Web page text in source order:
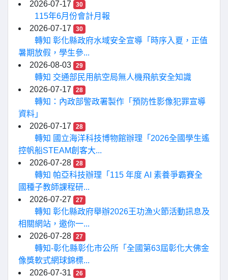
2026-07-17 30
115年6月份會計月報
2026-07-17
30
轉知 彰化縣政府水域安全宣導「時序入夏，正值
暑期放假，學生參...
2026-08-03
29
轉知 交通部民用航空局無人機飛航安全知識
2026-07-17
28
轉知：內政部警政署製作「預防性影像犯罪宣導
資料」
2026-07-17
28
轉知 國立海洋科技博物館辦理「2026全國學生遙
控帆船STEAM創客大...
2026-07-28
28
轉知 帕亞科技辦理「115 年度 AI 素養爭霸賽全
國種子教師課程研...
2026-07-27
27
轉知 彰化縣政府舉辦2026王功漁火節活動訊息及
相關網站，邀你一...
2026-07-28
27
轉知-彰化縣彰化市公所「全國第63屆彰化大佛金
像獎軟式網球錦標...
2026-07-31
26